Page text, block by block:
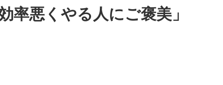
率悪くやる人にご褒美」